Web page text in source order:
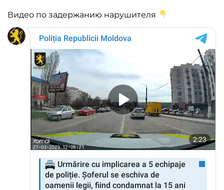
Видео по задержанию нарушителя